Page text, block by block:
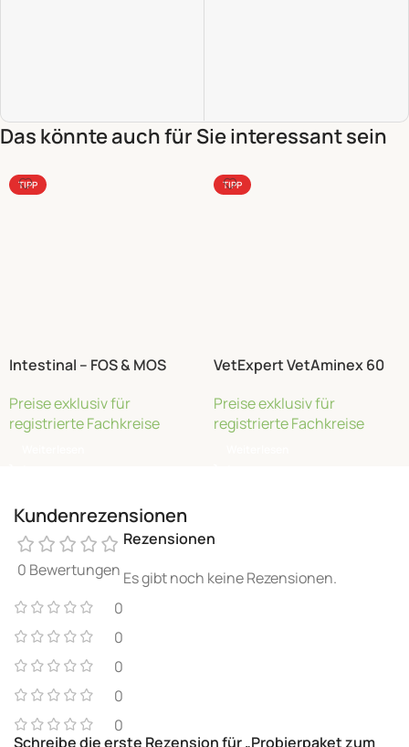
Das könnte auch für Sie interessant sein
TIPP
Intestinal – FOS & MOS
Preise exklusiv für
registrierte Fachkreise
TIPP
VetExpert VetAminex 60
Preise exklusiv für
registrierte Fachkreise
Kundenrezensionen
0 Bewertungen
0
0
0
0
0
Rezensionen
Es gibt noch keine Rezensionen.
Schreibe die erste Rezension für „Probierpaket zum